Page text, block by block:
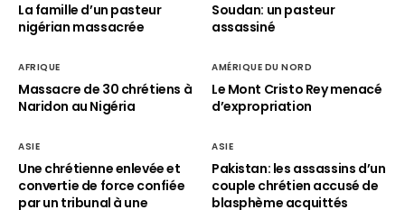
La famille d’un pasteur
nigérian massacrée
Soudan: un pasteur
assassiné
AFRIQUE
Massacre de 30 chrétiens à
Naridon au Nigéria
AMÉRIQUE DU NORD
Le Mont Cristo Rey menacé
d’expropriation
ASIE
Une chrétienne enlevée et
convertie de force confiée
par un tribunal à une
ASIE
Pakistan: les assassins d’un
couple chrétien accusé de
blasphème acquittés